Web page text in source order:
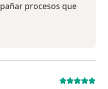
procesos que